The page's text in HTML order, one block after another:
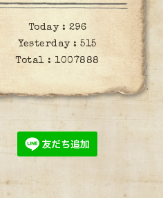
Today : 296
Yesterday :515
Total :1007888